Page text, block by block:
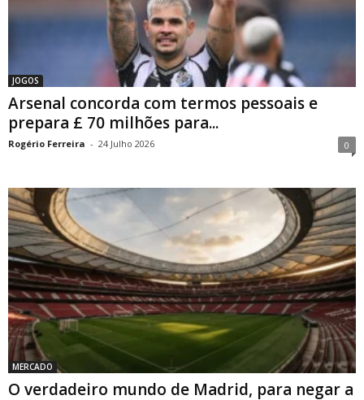
JOGOS
Arsenal concorda com termos pessoais e
prepara £ 70 milhões para...
Rogério Ferreira - 24 Julho 2026 0
MERCADO
O verdadeiro mundo de Madrid, para negar a